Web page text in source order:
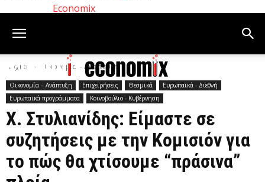
Economix
Αρχική Οικονομία – Ανάπτυξη
Οικονομία – Ανάπτυξη Επιχειρήσεις Θεσμικά
Ευρωπαϊκά - Διεθνή
Ευρωπαϊκά προγράμματα
Κοινοβούλιο - Κυβέρνηση
Χ. Στυλιανίδης: Είμαστε σε
συζητήσεις με την Κομισιόν για
το πώς θα χτίσουμε “πράσινα”